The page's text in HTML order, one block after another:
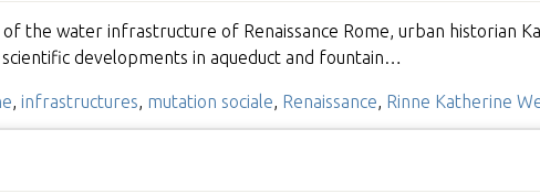
the water infrastructure of Renaissance Rome, urban historian
developments in aqueduct and fountain…
, infrastructures, mutation sociale, Renaissance, Rinne Katherine